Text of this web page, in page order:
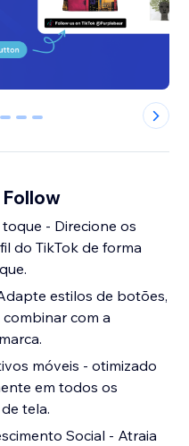
4 5 6
- Direcione os
do TikTok de forma
estilos de botões,
com a
móveis - otimizado
em todos os
tela.
Social - Atraia